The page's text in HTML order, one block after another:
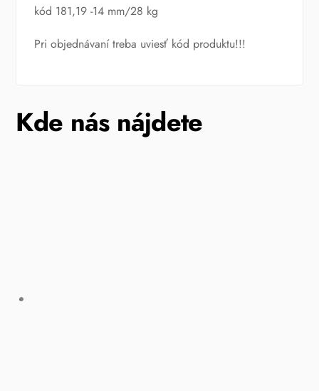
kód 181,19 -14 mm/28 kg
Pri objednávaní treba uviesť kód produktu!!!
Kde nás nájdete